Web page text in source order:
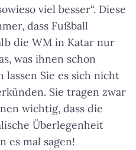
viel besser“. Diese
dass Fußball
die WM in Katar nur
was ihnen schon
lassen Sie es sich nicht
Sie tragen zwar
wichtig, dass die
Überlegenheit
es mal sagen!